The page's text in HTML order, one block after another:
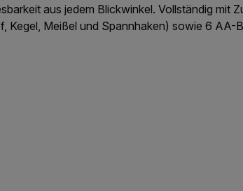
aus jedem Blickwinkel. Vollständig mit
Kegel, Meißel und Spannhaken) sowie 6 AA-